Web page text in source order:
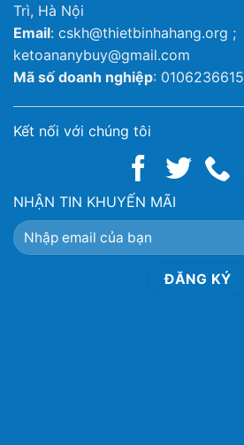
Trì, Hà Nội
Email: cskh@thietbinhahang.org ;
ketoananybuy@gmail.com
Mã số doanh nghiệp: 0106236615
Kết nối với chúng tôi
NHẬN TIN KHUYẾN MÃI